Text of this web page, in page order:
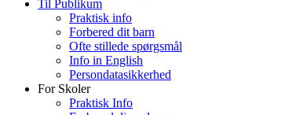
Til Publikum
Praktisk info
Forbered dit barn
Ofte stillede spørgsmål
Info in English
Persondatasikkerhed
For Skoler
Praktisk Info